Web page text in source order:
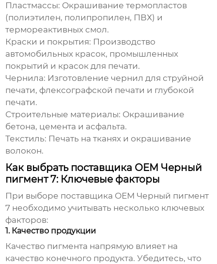
Пластмассы: Окрашивание термопластов
(полиэтилен, полипропилен, ПВХ) и
термореактивных смол.
Краски и покрытия: Производство
автомобильных красок, промышленных
покрытий и красок для печати.
Чернила: Изготовление чернил для струйной
печати, флексографской печати и глубокой
печати.
Строительные материалы: Окрашивание
бетона, цемента и асфальта.
Текстиль: Печать на тканях и окрашивание
волокон.
Как выбрать поставщика OEM Черный
пигмент 7: Ключевые факторы
При выборе поставщика OEM Черный пигмент
7 необходимо учитывать несколько ключевых
факторов:
1. Качество продукции
Качество пигмента напрямую влияет на
качество конечного продукта. Убедитесь, что